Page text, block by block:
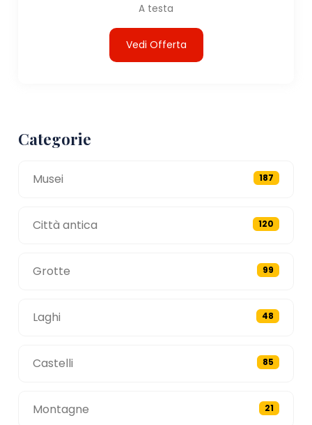
A testa
Vedi Offerta
Categorie
Musei 187
Città antica 120
Grotte 99
Laghi 48
Castelli 85
Montagne 21